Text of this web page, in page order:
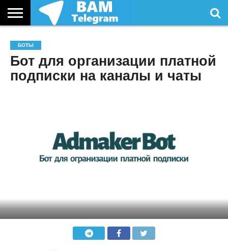
УСЛУГИ
БОТЫ
Бот для организации платной
подписки на каналы и чаты